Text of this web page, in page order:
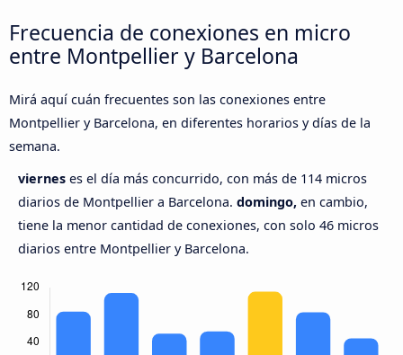
Frecuencia de conexiones en micro
entre Montpellier y Barcelona
Mirá aquí cuán frecuentes son las conexiones entre
Montpellier y Barcelona, en diferentes horarios y días de la
semana.
viernes es el día más concurrido, con más de 114 micros
diarios de Montpellier a Barcelona. domingo, en cambio,
tiene la menor cantidad de conexiones, con solo 46 micros
diarios entre Montpellier y Barcelona.